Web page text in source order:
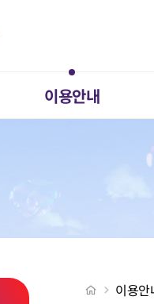
이용안내
처음으로
이용안